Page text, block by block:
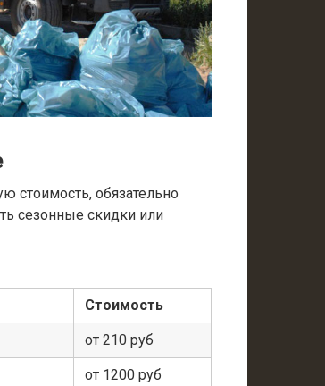
стоимость, обязательно
сезонные скидки или
Стоимость
от 210 руб
от 1200 руб